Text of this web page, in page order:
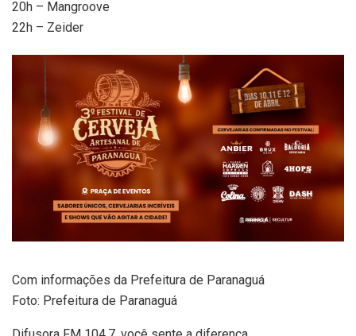
20h – Mangroove
22h – Zeider
Com informações da Prefeitura de Paranaguá
Foto: Prefeitura de Paranaguá